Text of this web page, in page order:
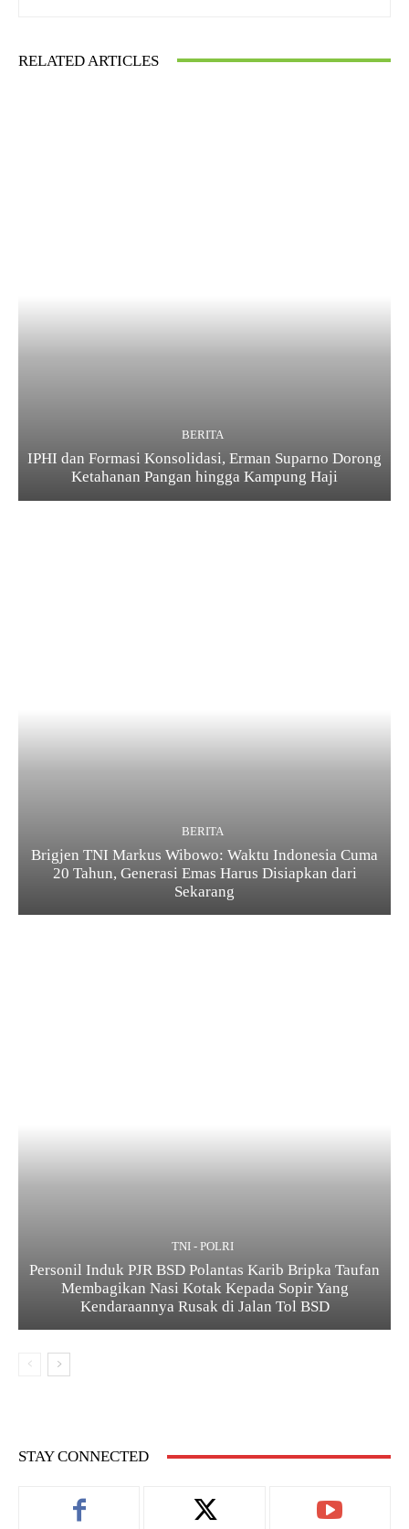
RELATED ARTICLES
BERITA
IPHI dan Formasi Konsolidasi, Erman Suparno Dorong
Ketahanan Pangan hingga Kampung Haji
BERITA
Brigjen TNI Markus Wibowo: Waktu Indonesia Cuma
20 Tahun, Generasi Emas Harus Disiapkan dari
Sekarang
TNI - POLRI
Personil Induk PJR BSD Polantas Karib Bripka Taufan
Membagikan Nasi Kotak Kepada Sopir Yang
Kendaraannya Rusak di Jalan Tol BSD
STAY CONNECTED